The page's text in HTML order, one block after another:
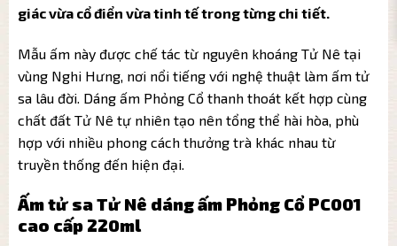
giác vừa cổ điển vừa tinh tế trong từng chi tiết.
Mẫu ấm này được chế tác từ nguyên khoáng Tử Nê tại
vùng Nghi Hưng, nơi nổi tiếng với nghệ thuật làm ấm tử
sa lâu đời. Dáng ấm Phỏng Cổ thanh thoát kết hợp cùng
chất đất Tử Nê tự nhiên tạo nên tổng thể hài hòa, phù
hợp với nhiều phong cách thưởng trà khác nhau từ
truyền thống đến hiện đại.
Ấm tử sa Tử Nê dáng ấm Phỏng Cổ PC001
cao cấp 220ml